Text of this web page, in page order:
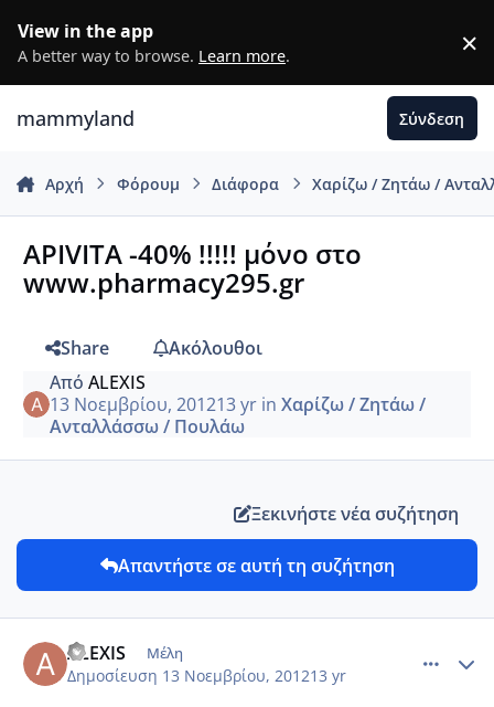
View in the app
A better way to browse. Learn more. ×
mammyland Σύνδεση
Αρχή Φόρουμ Διάφορα Χαρίζω / Ζητάω /
APIVITA -40% !!!!! μόνο στο
www.pharmacy295.gr
Share
Ακόλουθοι
Από ALEXIS
13 Νοεμβρίου, 201213 yrin Χαρίζω / Ζητάω /
Ανταλλάσσω / Πουλάω
Ξεκινήστε νέα συζήτηση
Απαντήστε σε αυτή τη συζήτηση
ALEXIS Μέλη
Δημοσίευση 13 Νοεμβρίου, 201213 yr